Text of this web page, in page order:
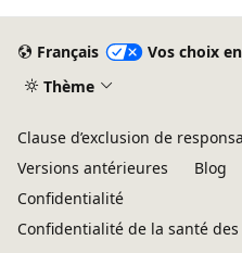
Français
Vos choix
Thème
Clause d’exclusion de
Versions antérieures
Blog
Confidentialité
Confidentialité de la santé